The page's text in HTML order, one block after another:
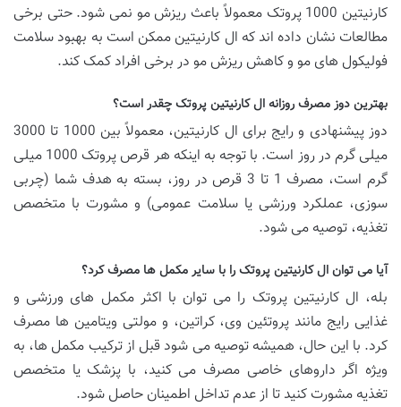
کارنیتین 1000 پروتک معمولاً باعث ریزش مو نمی شود. حتی برخی
مطالعات نشان داده اند که ال کارنیتین ممکن است به بهبود سلامت
فولیکول های مو و کاهش ریزش مو در برخی افراد کمک کند.
بهترین دوز مصرف روزانه ال کارنیتین پروتک چقدر است؟
دوز پیشنهادی و رایج برای ال کارنیتین، معمولاً بین 1000 تا 3000
میلی گرم در روز است. با توجه به اینکه هر قرص پروتک 1000 میلی
گرم است، مصرف 1 تا 3 قرص در روز، بسته به هدف شما (چربی
سوزی، عملکرد ورزشی یا سلامت عمومی) و مشورت با متخصص
تغذیه، توصیه می شود.
آیا می توان ال کارنیتین پروتک را با سایر مکمل ها مصرف کرد؟
بله، ال کارنیتین پروتک را می توان با اکثر مکمل های ورزشی و
غذایی رایج مانند پروتئین وی، کراتین، و مولتی ویتامین ها مصرف
کرد. با این حال، همیشه توصیه می شود قبل از ترکیب مکمل ها، به
ویژه اگر داروهای خاصی مصرف می کنید، با پزشک یا متخصص
تغذیه مشورت کنید تا از عدم تداخل اطمینان حاصل شود.